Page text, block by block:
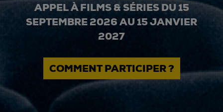
APPEL À FILMS & SÉRIES DU 15
SEPTEMBRE 2026 AU 15 JANVIER
2027
COMMENT PARTICIPER ?